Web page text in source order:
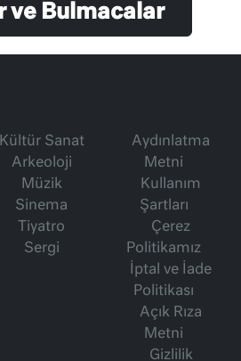
ve Bulmacalar
Kültür Sanat
Arkeoloji
Müzik
Sinema
Tiyatro
Sergi
Aydınlatma
Metni
Kullanım
Şartları
Çerez
Politikamız
İptal ve İade
Politikası
Açık Rıza
Metni
Gizlilik